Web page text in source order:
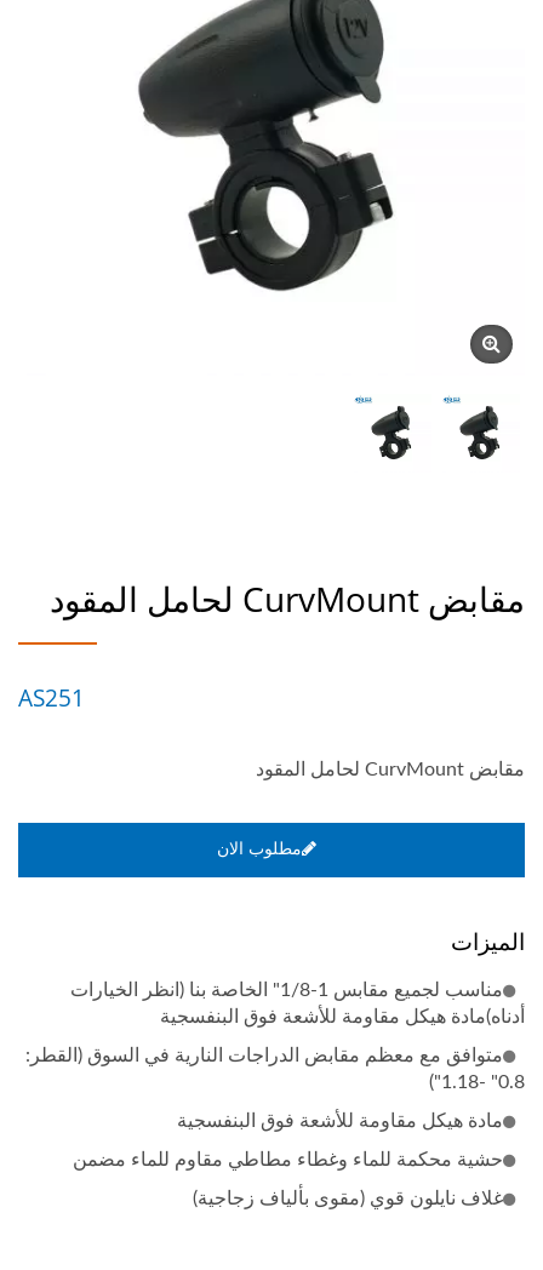
مقابض CurvMount لحامل المقود
AS251
مقابض CurvMount لحامل المقود
مطلوب الان
الميزات
مناسب لجميع مقابس 1-1/8" الخاصة بنا (انظر الخيارات
أدناه)مادة هيكل مقاومة للأشعة فوق البنفسجية
متوافق مع معظم مقابض الدراجات النارية في السوق (القطر:
0.8" -1.18")
مادة هيكل مقاومة للأشعة فوق البنفسجية
حشية محكمة للماء وغطاء مطاطي مقاوم للماء مضمن
غلاف نايلون قوي (مقوى بألياف زجاجية)